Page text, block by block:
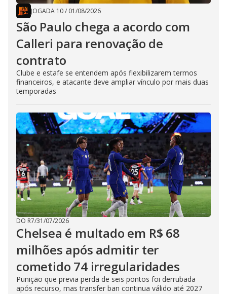
JOGADA 10/ 01/08/2026
São Paulo chega a acordo com
Calleri para renovação de
contrato
Clube e estafe se entendem após flexibilizarem termos
financeiros, e atacante deve ampliar vínculo por mais duas
temporadas
DO R7/31/07/2026
Chelsea é multado em R$ 68
milhões após admitir ter
cometido 74 irregularidades
Punição que previa perda de seis pontos foi derrubada
após recurso, mas transfer ban continua válido até 2027